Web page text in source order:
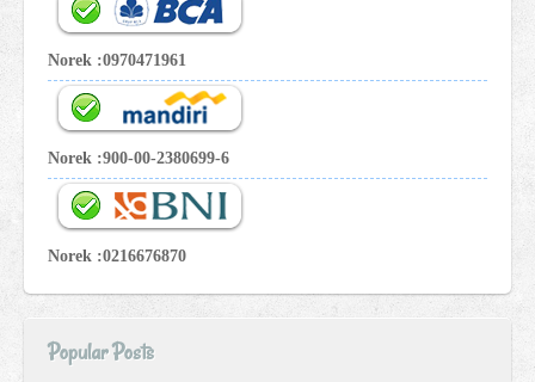
Norek :0970471961
Norek :900-00-2380699-6
Norek :0216676870
Popular Posts